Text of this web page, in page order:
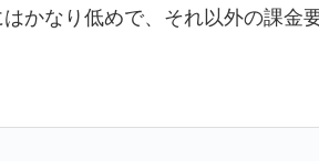
かなり低めで、それ以外の課金